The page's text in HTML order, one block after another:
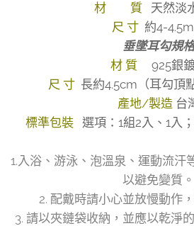
材 質
天然淡
尺 寸 約4-
垂墜耳勾規格
材 質
925銀
尺 寸 長約4.5cm（耳勾頂
產地/製造 台
標準包裝 選項：1組2入、1入
1.入浴、游泳、泡溫泉、運動流汗
以避免變質。
2. 配戴時請小心並放慢動作
3. 請以夾鏈袋收納，並應以乾淨